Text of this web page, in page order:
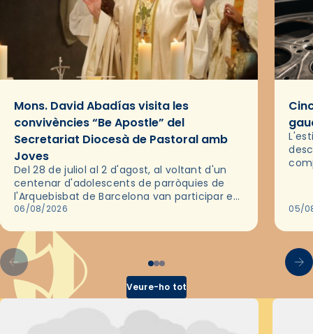
Mons. David Abadías visita les
convivències “Be Apostle” del
Secretariat Diocesà de Pastoral amb
Joves
Del 28 de juliol al 2 d'agost, al voltant d'un
centenar d'adolescents de parròquies de
l'Arquebisbat de Barcelona van participar en
les convivències Be Apostle, organitzades
06/08/2026 05/
Veure-ho tot